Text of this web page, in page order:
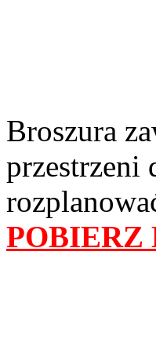
Broszura
przestrzeni
POBIERZ